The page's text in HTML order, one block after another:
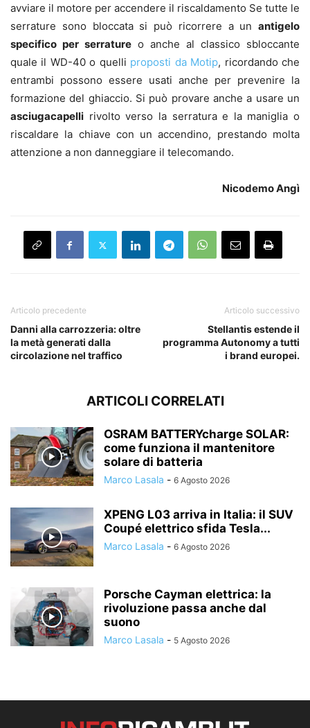
avviare il motore per accendere il riscaldamento Se tutte le
serrature sono bloccata si può ricorrere a un antigelo
specifico per serrature o anche al classico sbloccante
quale il WD-40 o quelli proposti da Motip, ricordando che
entrambi possono essere usati anche per prevenire la
formazione del ghiaccio. Si può provare anche a usare un
asciugacapelli rivolto verso la serratura e la maniglia o
riscaldare la chiave con un accendino, prestando molta
attenzione a non danneggiare il telecomando.
Nicodemo Angì
Articolo precedente
Danni alla carrozzeria: oltre
la metà generati dalla
circolazione nel traffico
Articolo successivo
Stellantis estende il
programma Autonomy a tutti
i brand europei.
ARTICOLI CORRELATI
OSRAM BATTERYcharge SOLAR:
come funziona il mantenitore
solare di batteria
Marco Lasala - 6 Agosto 2026
XPENG L03 arriva in Italia: il SUV
Coupé elettrico sfida Tesla...
Marco Lasala - 6 Agosto 2026
Porsche Cayman elettrica: la
rivoluzione passa anche dal
suono
Marco Lasala - 5 Agosto 2026